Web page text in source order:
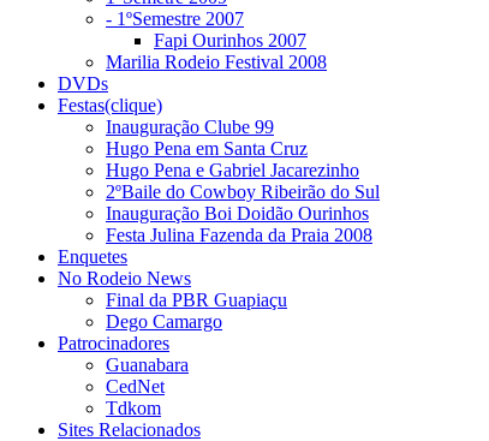
- 1ºSemestre 2007
Fapi Ourinhos 2007
Marilia Rodeio Festival 2008
DVDs
Festas(clique)
Inauguração Clube 99
Hugo Pena em Santa Cruz
Hugo Pena e Gabriel Jacarezinho
2ºBaile do Cowboy Ribeirão do Sul
Inauguração Boi Doidão Ourinhos
Festa Julina Fazenda da Praia 2008
Enquetes
No Rodeio News
Final da PBR Guapiaçu
Dego Camargo
Patrocinadores
Guanabara
CedNet
Tdkom
Sites Relacionados